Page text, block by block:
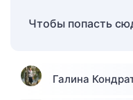
Чтобы попасть
Галина